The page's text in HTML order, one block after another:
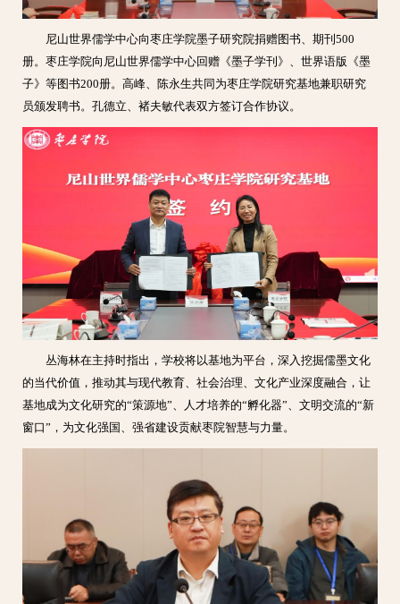
尼山世界儒学中心向枣庄学院墨子研究院捐赠图书、期刊500
册。枣庄学院向尼山世界儒学中心回赠《墨子学刊》、世界语版《墨
子》等图书200册。高峰、陈永生共同为枣庄学院研究基地兼职研究
员颁发聘书。孔德立、褚夫敏代表双方签订合作协议。
丛海林在主持时指出，学校将以基地为平台，深入挖掘儒墨文化
的当代价值，推动其与现代教育、社会治理、文化产业深度融合，让
基地成为文化研究的“策源地”、人才培养的“孵化器”、文明交流的“新
窗口”，为文化强国、强省建设贡献枣院智慧与力量。